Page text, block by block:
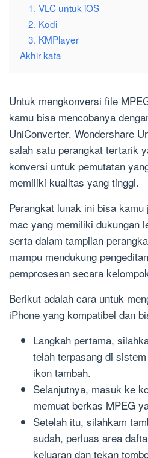
1. VLC untuk iOS
2. Kodi
3. KMPlayer
Akhir kata
Untuk mengkonversi file
kamu bisa mencobanya
UniConverter. Wondershare
salah satu perangkat tertarik
konversi untuk pemutatan
memiliki kualitas yang tinggi.
Perangkat lunak ini bisa kamu
mac yang memiliki dukungan
serta dalam tampilan
mampu mendukung
pemprosesan secara
Berikut adalah cara untuk
iPhone yang kompatibel dan
Langkah pertama,
telah terpasang di
ikon tambah.
Selanjutnya, masuk ke
memuat berkas MPEG
Setelah itu, silahkam
sudah, perluas area
keluaran dan tekan